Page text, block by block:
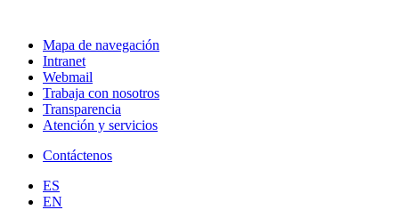
Mapa de navegación
Intranet
Webmail
Trabaja con nosotros
Transparencia
Atención y servicios
Contáctenos
ES
EN